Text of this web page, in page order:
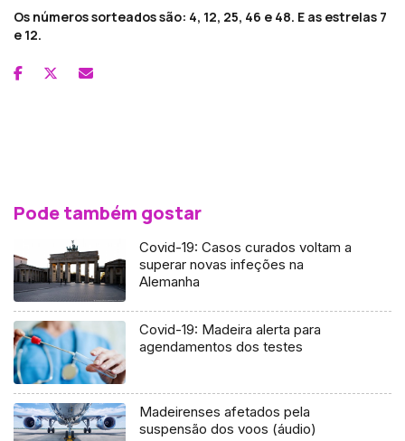
Os números sorteados são: 4, 12, 25, 46 e 48. E as estrelas 7
e 12.
Pode também gostar
Covid-19: Casos curados voltam a
superar novas infeções na
Alemanha
Covid-19: Madeira alerta para
agendamentos dos testes
Madeirenses afetados pela
suspensão dos voos (áudio)